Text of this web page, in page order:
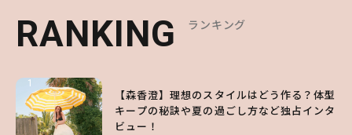
RANKING ランキング
1
【森香澄】理想のスタイルはどう作る？体型
キープの秘訣や夏の過ごし方など独占インタ
ビュー！
RANKING ランキング
1
【ハローキティ】がスシローと初コラボ♡
第1弾の気になるメニュー＆限定グッズを総
チェック！
RANKING ランキング
1
【SNIDEL】長濱ねるとロマンティックトラ
ッドな秋はじめ｜2026秋の新作コーデ4選